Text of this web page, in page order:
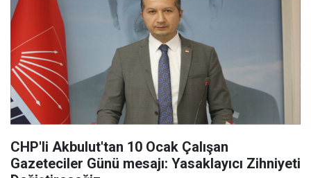
CHP'li Akbulut'tan 10 Ocak Çalışan
Gazeteciler Günü mesajı: Yasaklayıcı Zihniyeti